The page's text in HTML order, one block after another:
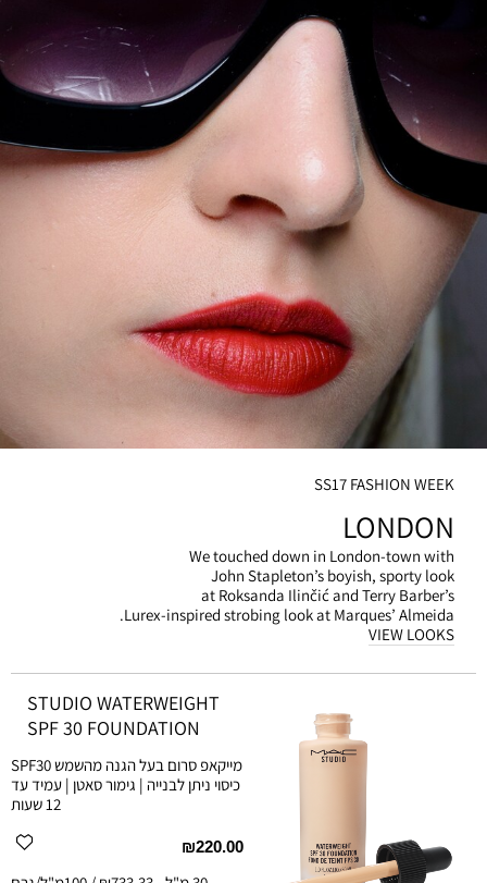
SS17 FASHION WEEK
LONDON
We touched down in London-town with
John Stapleton’s boyish, sporty look
at Roksanda Ilinčić and Terry Barber’s
Lurex-inspired strobing look at Marques’ Almeida.
VIEW LOOKS
STUDIO WATERWEIGHT
SPF 30 FOUNDATION
מייקאפ סרום בעל הגנה מהשמש SPF30
כיסוי ניתן לבנייה | גימור סאטן | עמיד עד
12 שעות
₪220.00